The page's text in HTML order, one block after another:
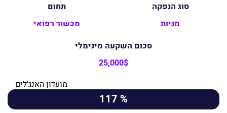
סוג הנפקה
מניות
תחום
מכשור רפואי
סכום השקעה מינימלי
25,000$
% 117
מועדון האנג'לים